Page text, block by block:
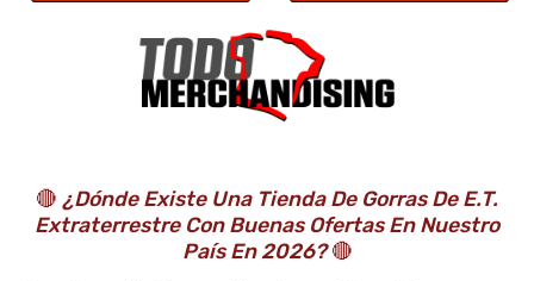
🔴 ¿Dónde Existe Una Tienda De Gorras De E.T.
Extraterrestre Con Buenas Ofertas En Nuestro
País En 2026?🔴